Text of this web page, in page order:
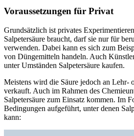
Voraussetzungen für Privat
Grundsätzlich ist privates
Salpetersäure braucht, darf sie nur für
verwenden. Dabei kann es sich zum
von Düngemitteln handeln. Auch
unter Umständen Salpetersäure kaufen.
Meistens wird die Säure jedoch an Lehr-
verkauft. Auch im Rahmen des
Salpetersäure zum Einsatz kommen. Im
Bedingungen aufgeführt, unter denen
kann: